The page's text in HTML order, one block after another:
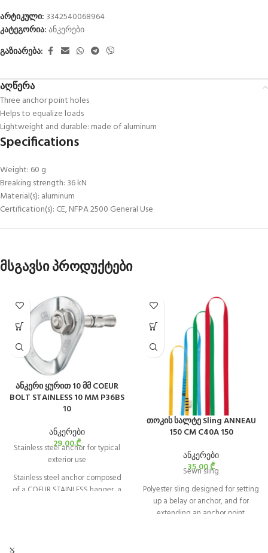
არტიკული: 3342540068964
კატეგორია:ანკერები
გაზიარება:
აღწერა
Three anchor point holes
Helps to equalize loads
Lightweight and durable: made of aluminum
Specifications
Weight: 60 g
Breaking strength: 36 kN
Material(s): aluminum
Certification(s): CE, NFPA 2500 General Use
მსგავსი პროდუქტები
ანკერი ყურით 10 მმ COEUR
BOLT STAINLESS 10 MM P36BS
10
ანკერები
29,00₾
Stainless steel anchor for typical
exterior use
Stainless steel anchor composed
of a COEUR STAINLESS hanger, a
თოკის სალტე Sling ANNEAU
150 CM C40A 150
ანკერები
35,00₾
Sewn sling
Polyester sling designed for setting
up a belay or anchor, and for
extending an anchor point.